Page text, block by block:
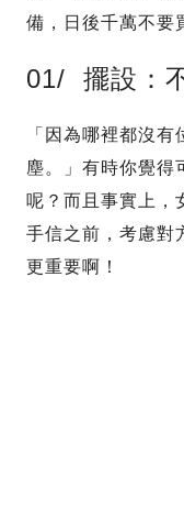
備，日後千萬不要
01/ 擺設：
「因為哪裡都沒
塵。」有時你覺得
呢？而且事實上，
手信之前，考慮對
更重要啊！